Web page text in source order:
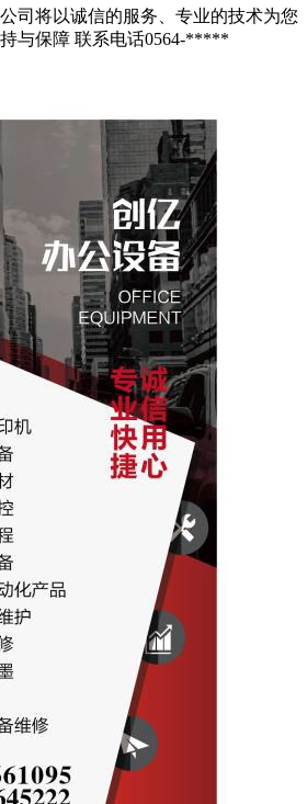
司将以诚信的服务、专业的技术为您
与保障 联系电话0564-*****